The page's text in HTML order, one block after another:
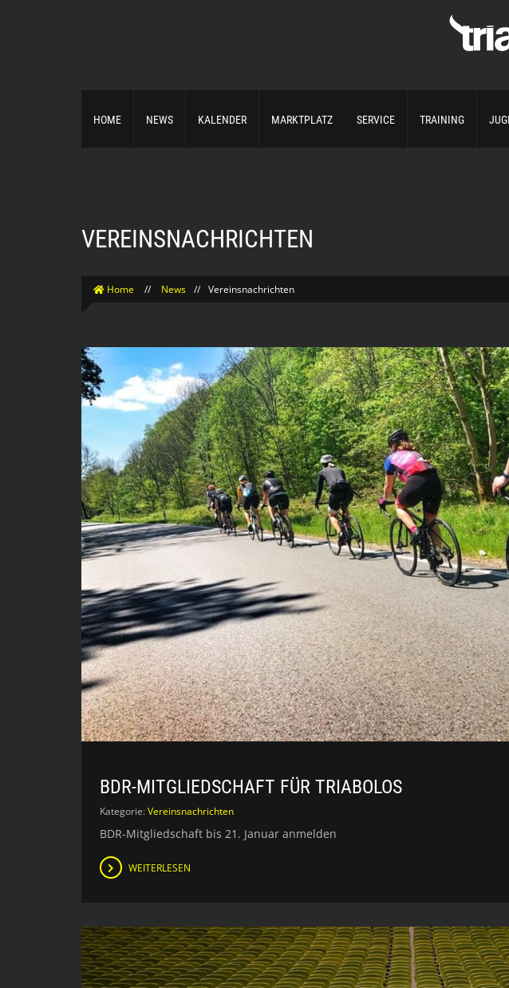
HOME NEWS KALENDER MARKTPLATZ SERVICE TRAINING
Home // News // Vereinsnachrichten
VEREINSNACHRICHTEN
BDR-MITGLIEDSCHAFT FÜR TRIABOLOS
Kategorie:Vereinsnachrichten
BDR-Mitgliedschaft bis 21. Januar anmelden
WEITERLESEN